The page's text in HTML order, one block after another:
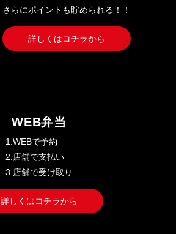
さらにポイントも貯められる！！
詳しくはコチラから
WEB弁当
1.WEBで予約
2.店舗で支払い
3.店舗で受け取り
詳しくはコチラから